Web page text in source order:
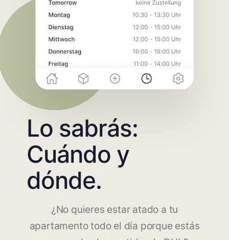
Lo sabrás:
Cuándo y
dónde.
¿No quieres estar atado a tu
apartamento todo el día porque estás